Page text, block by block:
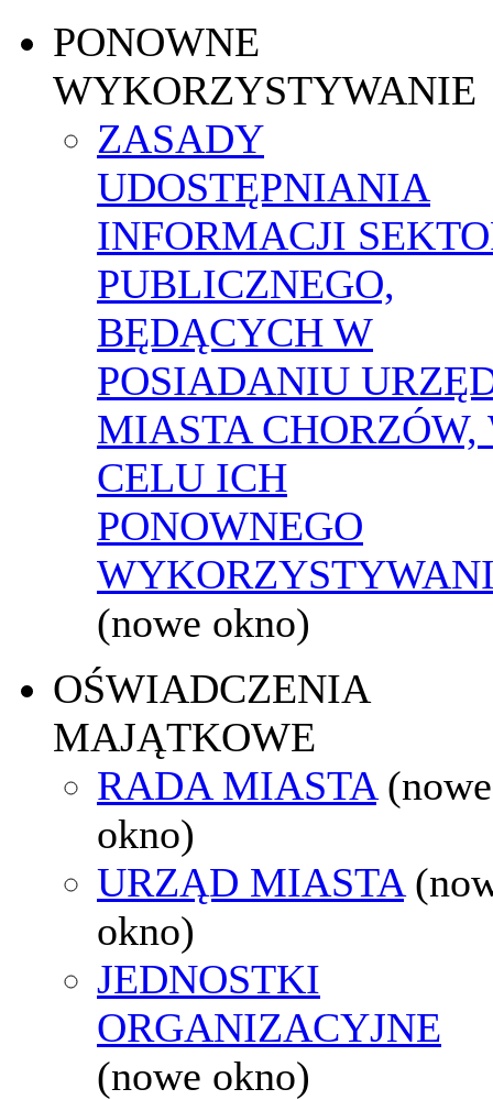
PONOWNE
WYKORZYSTYWANIE
ZASADY
UDOSTĘPNIANIA
INFORMACJI
PUBLICZNEGO,
BĘDĄCYCH W
POSIADANIU
MIASTA CHORZÓW,
CELU ICH
PONOWNEGO
(nowe okno)
OŚWIADCZENIA
MAJĄTKOWE
RADA MIASTA (nowe
okno)
URZĄD MIASTA
okno)
JEDNOSTKI
ORGANIZACYJNE
(nowe okno)